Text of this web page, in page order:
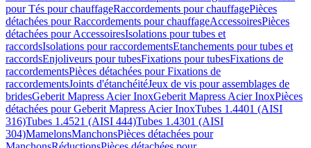
pour Tés pour chauffageRaccordements pour chauffagePièces
détachées pour Raccordements pour chauffageAccessoiresPièces
détachées pour AccessoiresIsolations pour tubes et
raccordsIsolations pour raccordementsEtanchements pour tubes et
raccordsEnjoliveurs pour tubesFixations pour tubesFixations de
raccordementsPièces détachées pour Fixations de
raccordementsJoints d'étanchéitéJeux de vis pour assemblages de
bridesGeberit Mapress Acier InoxGeberit Mapress Acier InoxPièces
détachées pour Geberit Mapress Acier InoxTubes 1.4401 (AISI
316)Tubes 1.4521 (AISI 444)Tubes 1.4301 (AISI
304)MamelonsManchonsPièces détachées pour